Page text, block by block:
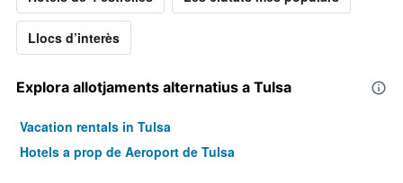
Llocs d’interès
Explora allotjaments alternatius a Tulsa
Vacation rentals in Tulsa
Hotels a prop de Aeroport de Tulsa